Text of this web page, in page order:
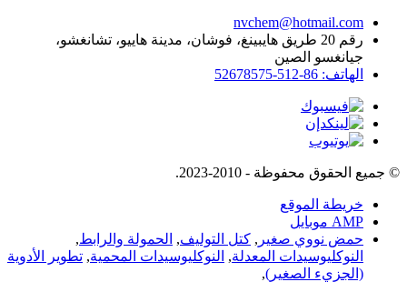
nvchem@hotmail.com
رقم 20 طريق هايبينغ، فوشان، مدينة هاييو، تشانغشو،
جيانغسو الصين
الهاتف: 86-512-52678575
© جميع الحقوق محفوظة - 2010-2023.
خريطة الموقع
AMP موبايل
حمض نووي صغير , كتل التوليف, الحمولة والرابط,
النوكليوسيدات المعدلة, النوكليوسيدات المحمية, تطوير الأدوية
(الجزيء الصغير),